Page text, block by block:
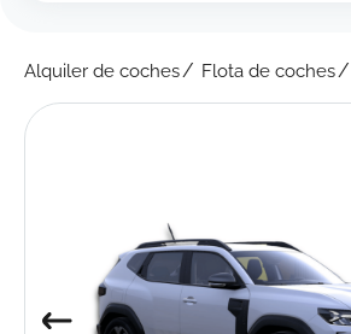
Alquiler de coches Flota de coches